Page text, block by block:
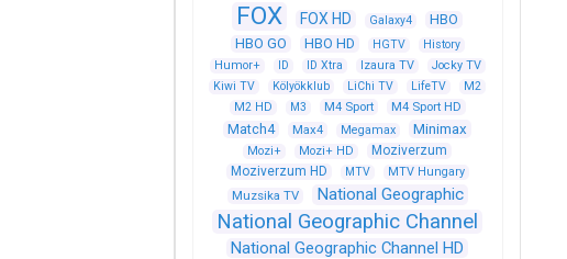
FOX FOX HD Galaxy4
HBO
HBO GO
HBO HD HGTV
History
Humor+
ID ID Xtra Izaura TV
Jocky TV
Kiwi TV
Kölyökklub LiChi TV LifeTV
M2
M2 HD
M3 M4 Sport M4 Sport HD
Match4 Max4 Megamax Minimax
Mozi+ Mozi+ HD
Moziverzum
Moziverzum HD
MTV MTV Hungary
Muzsika TV National Geographic
National Geographic Channel
National Geographic Channel HD